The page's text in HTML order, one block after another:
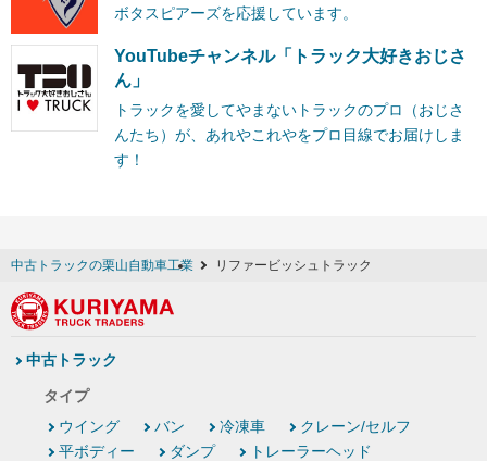
ボタスピアーズを応援しています。
YouTubeチャンネル「トラック大好きおじさ
ん」
トラックを愛してやまないトラックのプロ（おじさ
んたち）が、あれやこれやをプロ目線でお届けしま
す！
中古トラックの栗山自動車工業 リファービッシュトラック
中古トラック
タイプ
ウイング
バン 冷凍車
クレーン/セルフ
平ボディー
ダンプ
トレーラーヘッド